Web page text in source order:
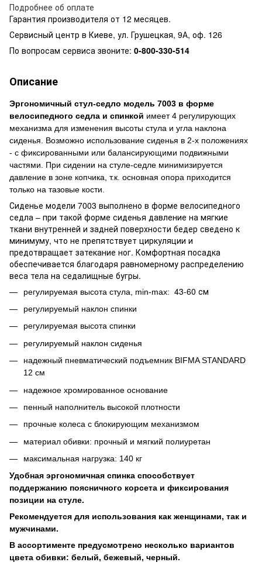
Подробнее об оплате
Гарантия производителя от 12 месяцев.
Сервисный центр в Киеве, ул. Грушецкая, 9А, оф. 126
По вопросам сервиса звоните: 0-800-330-514
Описание
Эргономичный стул-седло модель 7003 в форме
велосипедного седла и спинкой имеет 4 регулирующих
механизма для изменения высоты стула и угла наклона
сиденья. Возможно использование сиденья в 2-х положениях
- с фиксированными или балансирующими подвижными
частями. При сидении на стуле-седле минимизируется
давление в зоне копчика, т.к. основная опора приходится
только на тазовые кости.
Сиденье модели 7003 выполнено в форме велосипедного
седла – при такой форме сиденья давление на мягкие
ткани внутренней и задней поверхности бедер сведено к
минимуму, что не препятствует циркуляции и
предотвращает затекание ног. Комфортная посадка
обеспечивается благодаря равномерному распределению
веса тела на седалищные бугры.
регулируемая высота стула, min-max: 43-60 см
регулируемый наклон спинки
регулируемая высота спинки
регулируемый наклон сиденья
надежный пневматический подъемник BIFMA STANDARD
12 см
надежное хромированное основание
пенный наполнитель высокой плотности
прочные колеса с блокирующим механизмом
материал обивки: прочный и мягкий полиуретан
максимальная нагрузка: 140 кг
Удобная эргономичная спинка способствует
поддержанию поясничного корсета и фиксирования
позиции на стуле.
Рекомендуется для использования как женщинами, так и
мужчинами.
В ассортименте предусмотрено несколько вариантов
цвета обивки: белый, бежевый, черный.